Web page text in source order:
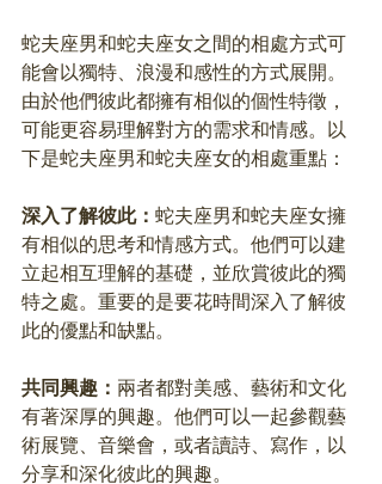
蛇夫座男和蛇夫座女之間的相處方式可
能會以獨特、浪漫和感性的方式展開。
由於他們彼此都擁有相似的個性特徵，
可能更容易理解對方的需求和情感。以
下是蛇夫座男和蛇夫座女的相處重點：
深入了解彼此： 蛇夫座男和蛇夫座女擁
有相似的思考和情感方式。他們可以建
立起相互理解的基礎，並欣賞彼此的獨
特之處。重要的是要花時間深入了解彼
此的優點和缺點。
共同興趣： 兩者都對美感、藝術和文化
有著深厚的興趣。他們可以一起參觀藝
術展覽、音樂會，或者讀詩、寫作，以
分享和深化彼此的興趣。